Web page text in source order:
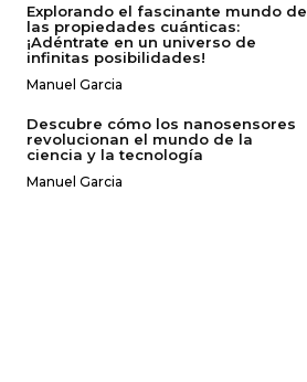
Explorando el fascinante mundo de
las propiedades cuánticas:
¡Adéntrate en un universo de
infinitas posibilidades!
Manuel Garcia
Descubre cómo los nanosensores
revolucionan el mundo de la
ciencia y la tecnología
Manuel Garcia